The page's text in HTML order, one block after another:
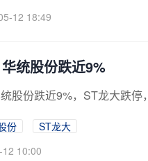
12 18:49
统股份跌近9%
股份跌近9%，ST龙大跌
份
ST龙大
12 10:00